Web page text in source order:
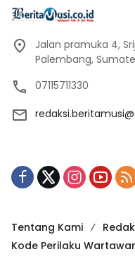
Jalan pramuka 4,
Palembang,
07115711330
Tentang Kami
Kode Perilaku